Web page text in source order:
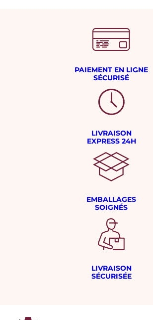
PAIEMENT EN LIGNE
SÉCURISÉ
LIVRAISON
EXPRESS 24H
EMBALLAGES
SOIGNÉS
LIVRAISON
SÉCURISÉE